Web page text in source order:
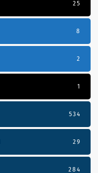
25
8
2
1
534
29
284